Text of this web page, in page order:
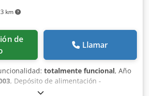
km
Llamar
totalmente funcional, Año
, Depósito de alimentación -
Rejilla -Cinta de descarga/transferencia